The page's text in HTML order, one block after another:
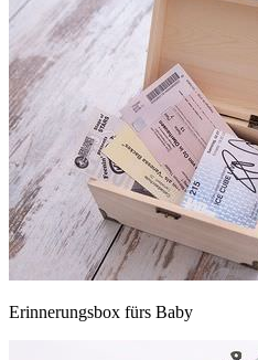
Erinnerungsbox fürs Baby